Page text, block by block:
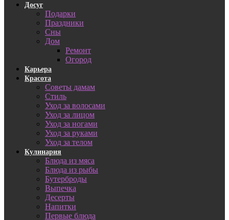
Досуг
Подарки
Праздники
Сны
Дом
Ремонт
Огород
Карьера
Красота
Советы дамам
Стиль
Уход за волосами
Уход за лицом
Уход за ногами
Уход за руками
Уход за телом
Кулинария
Блюда из мяса
Блюда из рыбы
Бутерброды
Выпечка
Десерты
Напитки
Первые блюда